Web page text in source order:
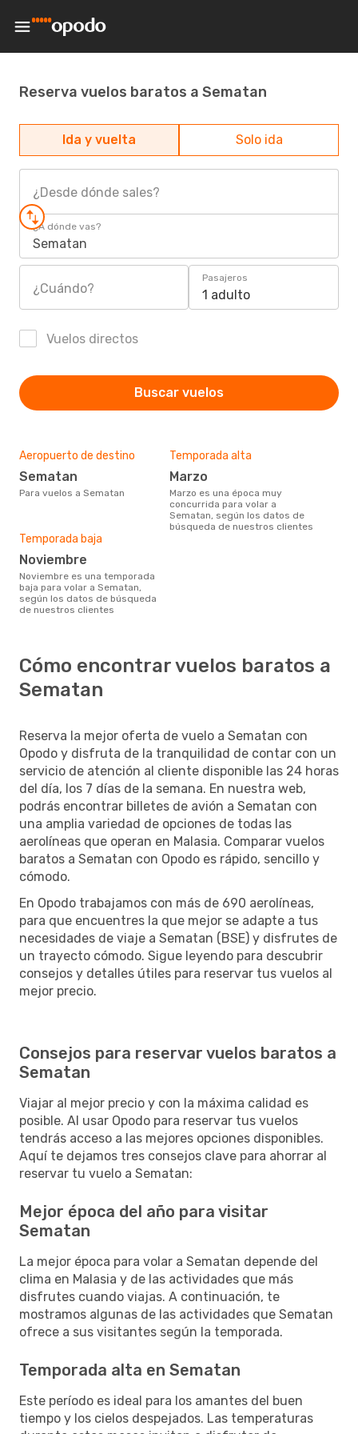
Reserva vuelos baratos a Sematan
Ida y vuelta Solo ida
¿Desde dónde sales?
¿A dónde vas?
Sematan
¿Cuándo?
Pasajeros
1 adulto
Vuelos directos
Buscar vuelos
Aeropuerto de destino
Sematan
Para vuelos a Sematan
Temporada alta
marzo
marzo es una época muy
concurrida para volar a
Sematan, según los datos de
búsqueda de nuestros clientes
Temporada baja
noviembre
noviembre es una temporada
baja para volar a Sematan,
según los datos de búsqueda
de nuestros clientes
Cómo encontrar vuelos baratos a
Sematan
Reserva la mejor oferta de vuelo a Sematan con
Opodo y disfruta de la tranquilidad de contar con un
servicio de atención al cliente disponible las 24 horas
del día, los 7 días de la semana. En nuestra web,
podrás encontrar billetes de avión a Sematan con
una amplia variedad de opciones de todas las
aerolíneas que operan en Malasia. Comparar vuelos
baratos a Sematan con Opodo es rápido, sencillo y
cómodo.
En Opodo trabajamos con más de 690 aerolíneas,
para que encuentres la que mejor se adapte a tus
necesidades de viaje a Sematan (BSE) y disfrutes de
un trayecto cómodo. Sigue leyendo para descubrir
consejos y detalles útiles para reservar tus vuelos al
mejor precio.
Consejos para reservar vuelos baratos a
Sematan
Viajar al mejor precio y con la máxima calidad es
posible. Al usar Opodo para reservar tus vuelos
tendrás acceso a las mejores opciones disponibles.
Aquí te dejamos tres consejos clave para ahorrar al
reservar tu vuelo a Sematan:
Mejor época del año para visitar
Sematan
La mejor época para volar a Sematan depende del
clima en Malasia y de las actividades que más
disfrutes cuando viajas. A continuación, te
mostramos algunas de las actividades que Sematan
ofrece a sus visitantes según la temporada.
Temporada alta en Sematan
Este período es ideal para los amantes del buen
tiempo y los cielos despejados. Las temperaturas